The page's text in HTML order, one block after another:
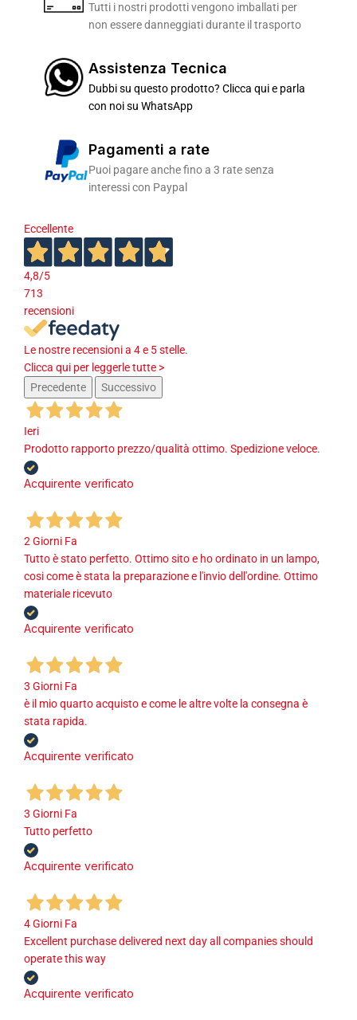
Tutti i nostri prodotti vengono imballati per
non essere danneggiati durante il trasporto
Assistenza Tecnica
Dubbi su questo prodotto? Clicca qui e parla
con noi su WhatsApp
Pagamenti a rate
Puoi pagare anche fino a 3 rate senza
interessi con Paypal
Eccellente
4,8/5
713
recensioni
Le nostre recensioni a 4 e 5 stelle.
Clicca qui per leggerle tutte >
Precedente
Successivo
Ieri
Prodotto rapporto prezzo/qualità ottimo. Spedizione veloce.
Acquirente verificato
2 Giorni Fa
Tutto è stato perfetto. Ottimo sito e ho ordinato in un lampo,
cosi come è stata la preparazione e l'invio dell'ordine. Ottimo
materiale ricevuto
Acquirente verificato
3 Giorni Fa
è il mio quarto acquisto e come le altre volte la consegna è
stata rapida.
Acquirente verificato
3 Giorni Fa
Tutto perfetto
Acquirente verificato
4 Giorni Fa
Excellent purchase delivered next day all companies should
operate this way
Acquirente verificato